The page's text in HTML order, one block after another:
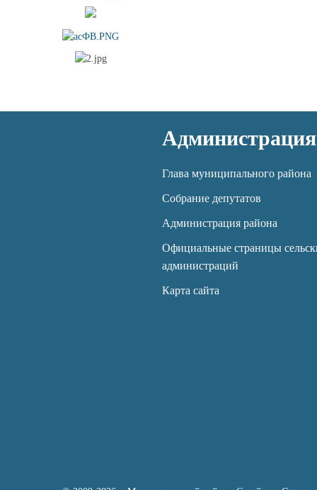
Администрация
Глава муниципального района
Собрание депутатов
Администрация района
Официальные страницы
администраций
Карта сайта